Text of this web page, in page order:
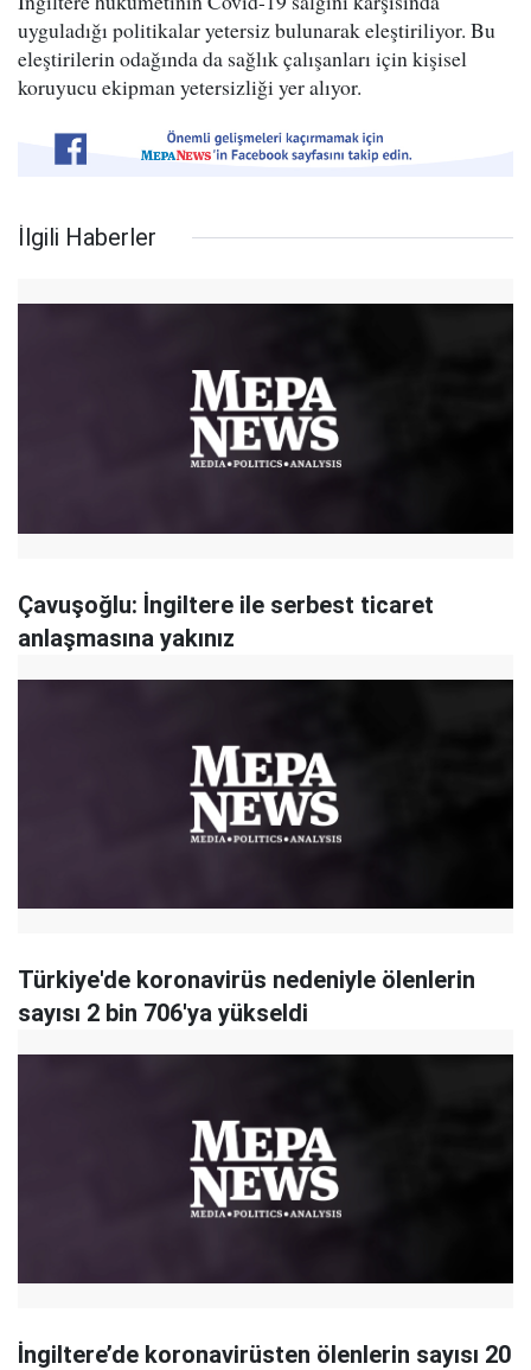
uyguladığı politikalar yetersiz bulunarak eleştiriliyor. Bu
eleştirilerin odağında da sağlık çalışanları için kişisel
koruyucu ekipman yetersizliği yer alıyor.
İlgili Haberler
Çavuşoğlu: İngiltere ile serbest ticaret
anlaşmasına yakınız
Türkiye'de koronavirüs nedeniyle ölenlerin
sayısı 2 bin 706'ya yükseldi
İngiltere’de koronavirüsten ölenlerin sayısı 20